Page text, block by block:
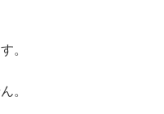
。
。